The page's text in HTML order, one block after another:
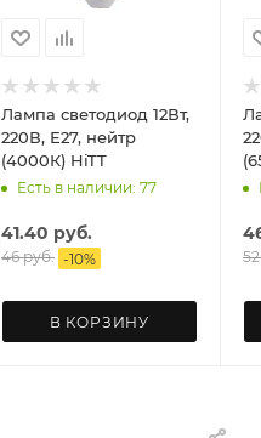
Лампа светодиод 12Вт,
220В, Е27, нейтр
(4000К) HiTT
Есть в наличии: 77
41.40 руб.
46руб. -10%
В КОРЗИНУ
52